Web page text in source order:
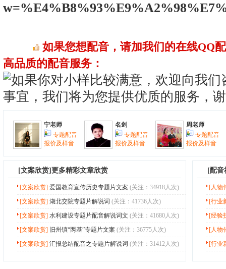
如果您想配音，请加我们的在线QQ
高品质的配音服务：
宁老师
专题配音
报价及样音
名剑
专题配音
报价及样音
周老师
专题配音
报价及样音
[文案欣赏]更多精彩文章欣赏
[文案欣赏] 爱国教育宣传历史专题片文案 (关注：34918人次)
[文案欣赏] 湖北交院专题片解说词 (关注：41736人次)
[文案欣赏] 水利建设专题片配音解说词文 (关注：41680人次)
[文案欣赏] 旧州镇“两基”专题片文案 (关注：36775人次)
[文案欣赏] 汇报总结配音之专题片解说词 (关注：31412人次)
[配音
[人物
[行业
[经验
[人物
[行业